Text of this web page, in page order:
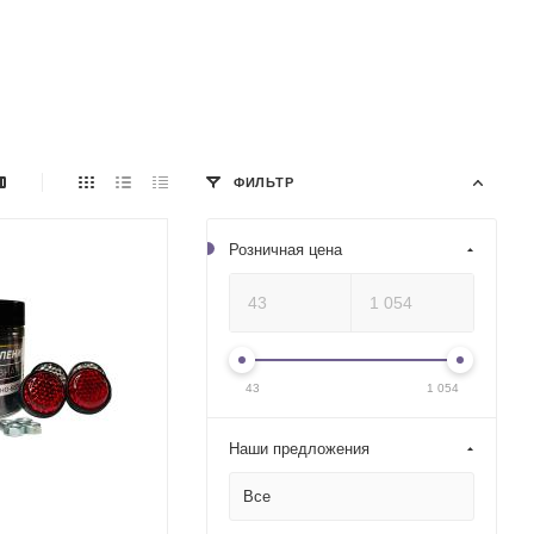
ФИЛЬТР
Розничная цена
43 1 054
Наши предложения
Все